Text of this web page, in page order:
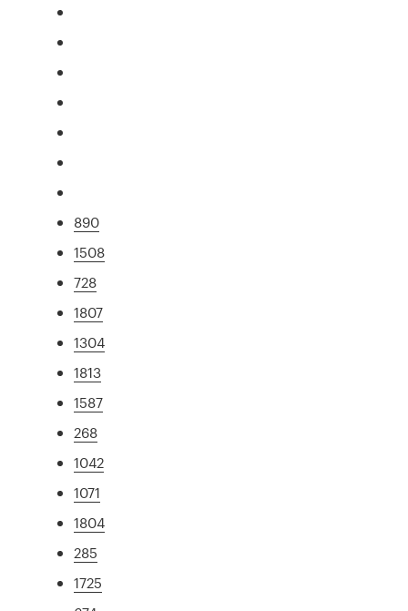
890
1508
728
1807
1304
1813
1587
268
1042
1071
1804
285
1725